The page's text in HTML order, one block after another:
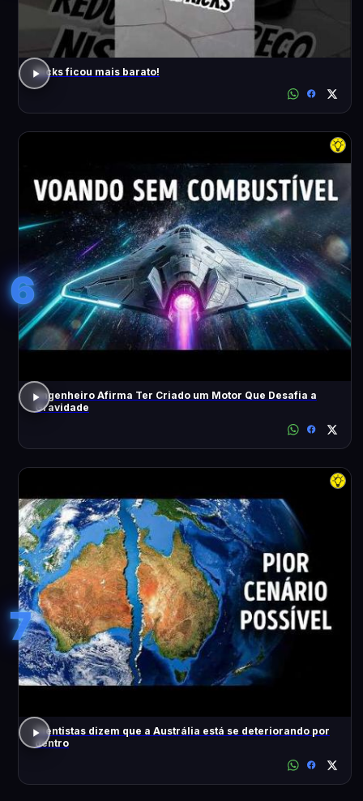
Kicks ficou mais barato!
6
Engenheiro Afirma Ter Criado um Motor Que Desafia a
Gravidade
7
Cientistas dizem que a Austrália está se deteriorando por
dentro